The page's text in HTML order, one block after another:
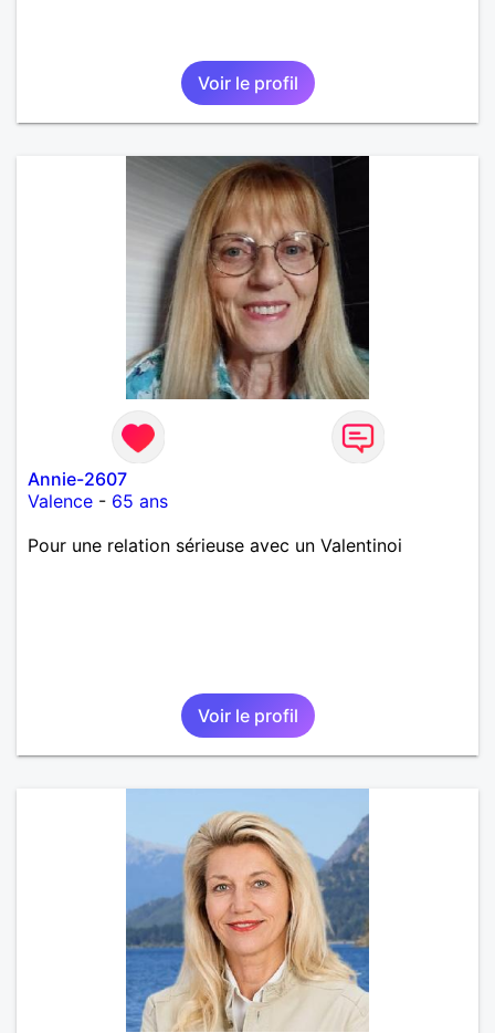
Voir le profil
Annie-2607
Valence - 65 ans
Pour une relation sérieuse avec un Valentinoi
Voir le profil